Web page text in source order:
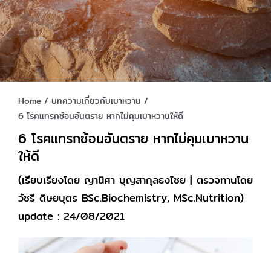
Home
บทความเกี่ยวกับเบาหวาน
6 โรคแทรกซ้อนอันตราย หากไม่คุมเบาหวานให้ดี
6 โรคแทรกซ้อนอันตราย หากไม่คุมเบาหวาน
ให้ดี
(เรียบเรียงโดย ญานิศา บุญสากุลธงไชย | ตรวจทานโดย
วัชรี ดิษยบุตร BSc.Biochemistry, MSc.Nutrition)
update : 24/08/2021